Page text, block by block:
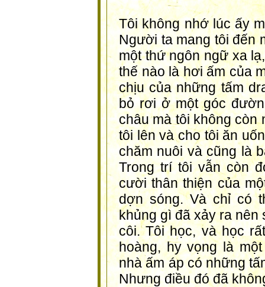
Tôi không nhớ lúc ấy
Người ta mang tôi đến
một thứ ngôn ngữ xa
thế nào là hơi ấm của
chịu của những tấm
bỏ rơi ở một góc
châu mà tôi không còn
tôi lên và cho tôi ăn
chăm nuôi và cũng là
Trong trí tôi vẫn còn
cười thân thiện của
dợn sóng. Và chỉ có
khủng gì đã xảy ra nên
côi. Tôi học, và học
hoàng, hy vọng là
nhà ấm áp có những
Nhưng điều đó đã